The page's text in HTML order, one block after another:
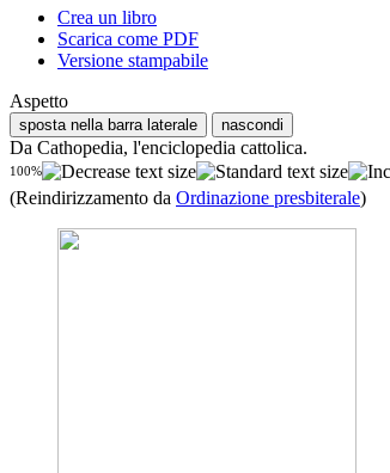
Crea un libro
Scarica come PDF
Versione stampabile
Aspetto
sposta nella barra laterale nascondi
Da Cathopedia, l'enciclopedia cattolica.
100%
(Reindirizzamento da Ordinazione presbiterale)